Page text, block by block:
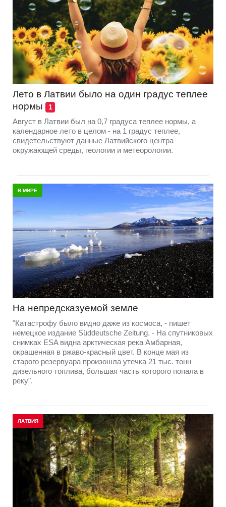
Лето в Латвии было на один градус теплее
нормы
1
Август в Латвии был на 0,7 градуса теплее нормы, а
календарное лето в целом - на 1 градус теплее,
свидетельствуют данные Латвийского центра
окружающей среды, геологии и метеорологии.
В МИРЕ
На непредсказуемой земле
"Катастрофу было видно даже из космоса, - пишет
немецкое издание Süddeutsche Zeitung. - На спутниковых
снимках ESA видна арктическая река Амбарная,
окрашенная в ржаво-красный цвет. В конце мая из
старого резервуара произошла утечка 21 тыс. тонн
дизельного топлива, большая часть которого попала в
реку".
ЛАТВИЯ